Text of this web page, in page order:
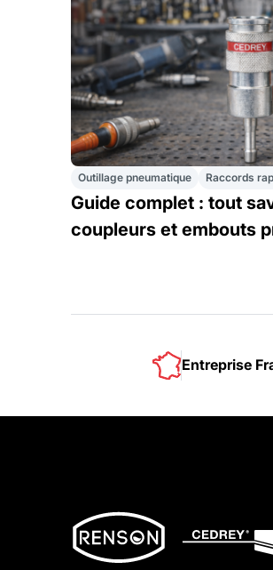
Outillage pneumatique Raccords
Guide complet : tout
coupleurs et embouts
Entreprise